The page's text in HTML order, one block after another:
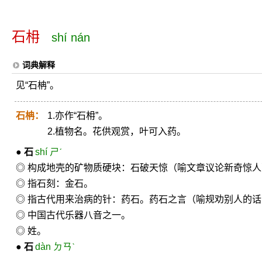
石枏 shí nán
词典解释
见“石柟”。
石柟：
1.亦作“石枏”。
2.植物名。花供观赏，叶可入药。
● 石shí ㄕˊ
◎ 构成地壳的矿物质硬块：石破天惊（喻文章议论新奇惊
◎ 指石刻：金石。
◎ 指古代用来治病的针：药石。药石之言（喻规劝别人的
◎ 中国古代乐器八音之一。
◎ 姓。
● 石dàn ㄉㄢˋ